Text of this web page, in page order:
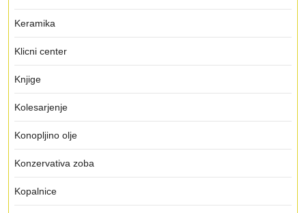
Keramika
Klicni center
Knjige
Kolesarjenje
Konopljino olje
Konzervativa zoba
Kopalnice